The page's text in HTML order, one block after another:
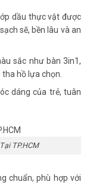
dầu thực vật được
sẽ, bền lâu và an
sắc như bàn 3in1,
hồ lựa chọn.
dáng của trẻ, tuân
TP.HCM
chuẩn, phù hợp với